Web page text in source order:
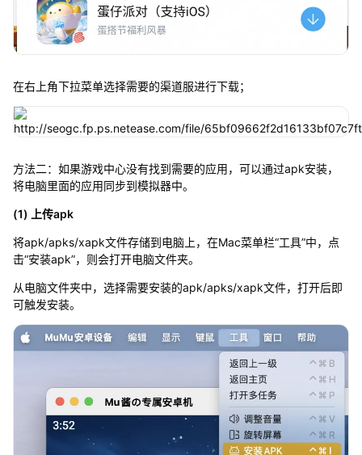
在右上角下拉菜单选择需要的渠道服进行下载；
方法二：如果游戏中心没有找到需要的应用，可以通过apk安装，
将电脑里面的应用同步到模拟器中。
(1) 上传apk
将apk/apks/xapk文件存储到电脑上，在Mac菜单栏“工具”中，点
击“安装apk”，则会打开电脑文件夹。
从电脑文件夹中，选择需要安装的apk/apks/xapk文件，打开后即
可触发安装。